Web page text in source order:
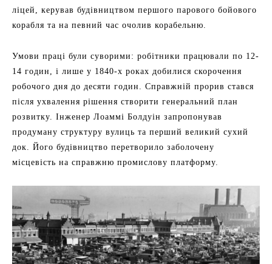
ліцей, керував будівництвом першого парового бойового
корабля та на певний час очолив корабельню.
Умови праці були суворими: робітники працювали по 12-
14 годин, і лише у 1840-х роках добилися скорочення
робочого дня до десяти годин. Справжній прорив стався
після ухвалення рішення створити генеральний план
розвитку. Інженер Лоаммі Болдуін запропонував
продуману структуру вулиць та перший великий сухий
док. Його будівництво перетворило заболочену
місцевість на справжню промислову платформу.